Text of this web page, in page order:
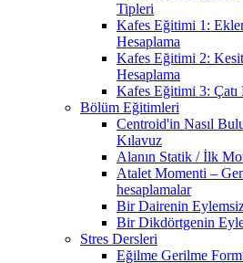
Tipleri
Kafes Eğitimi 1:
Hesaplama
Kafes Eğitimi 2:
Hesaplama
Kafes Eğitimi 3: Çatı
Bölüm Eğitimleri
Centroid'in Nasıl
Kılavuz
Alanın Statik / İlk
Atalet Momenti –
hesaplamalar
Bir Dairenin
Bir Dikdörtgenin
Stres Dersleri
Eğilme Gerilme